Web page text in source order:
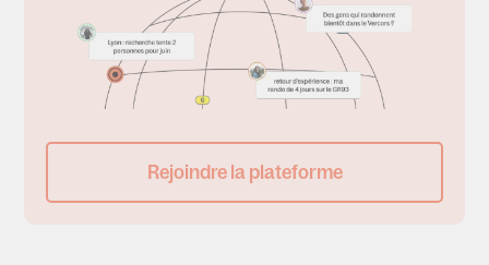
Rejoindre la plateforme